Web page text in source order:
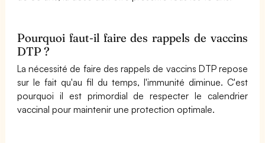
Pourquoi faut-il faire des rappels de vaccins
DTP ?
La nécessité de faire des rappels de vaccins DTP repose
sur le fait qu'au fil du temps, l'immunité diminue. C'est
pourquoi il est primordial de respecter le calendrier
vaccinal pour maintenir une protection optimale.